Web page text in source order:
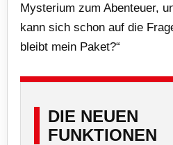
Mysterium zum Abenteuer,
kann sich schon auf die
bleibt mein Paket?“
DIE NEUEN
FUNKTIONEN